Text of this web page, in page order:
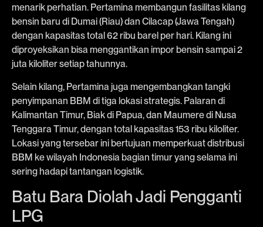
menarik perhatian. Pertamina membangun fasilitas kilang
bensin baru di Dumai (Riau) dan Cilacap (Jawa Tengah)
dengan kapasitas total 62 ribu barel per hari. Kilang ini
diproyeksikan bisa menggantikan impor bensin sampai 2
juta kiloliter setiap tahunnya.
Selain kilang, Pertamina juga mengembangkan tangki
penyimpanan BBM di tiga lokasi strategis. Palaran di
Kalimantan Timur, Biak di Papua, dan Maumere di Nusa
Tenggara Timur, dengan total kapasitas 153 ribu kiloliter.
Lokasi yang tersebar ini bertujuan memperkuat distribusi
BBM ke wilayah Indonesia bagian timur yang selama ini
sering hadapi tantangan logistik.
Batu Bara Diolah Jadi Pengganti
LPG